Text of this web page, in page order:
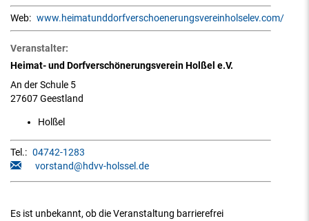
Web: www.heimatunddorfverschoenerungsvereinholselev.com/
Veranstalter:
Heimat- und Dorfverschönerungsverein Holßel e.V.
An der Schule 5
27607 Geestland
Holßel
Tel.: 04742-1283
vorstand@hdvv-holssel.de
Es ist unbekannt, ob die Veranstaltung barrierefrei